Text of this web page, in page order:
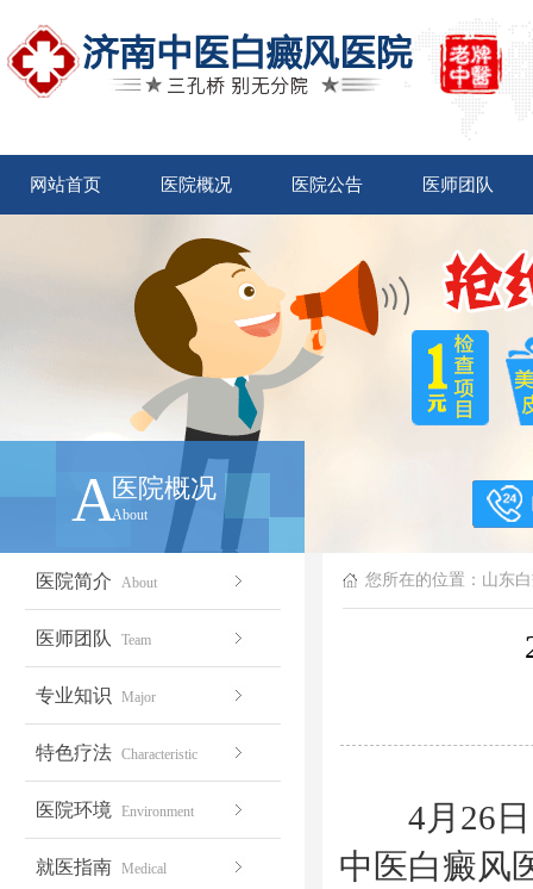
网站首页 医院概况 医院公告 医师团队
A医院概况
About
医院简介 About
医师团队 Team
专业知识 Major
特色疗法 Characteristic
医院环境 Environment
就医指南 Medical
您所在的位置： 山东
4月26日
中医白癜风